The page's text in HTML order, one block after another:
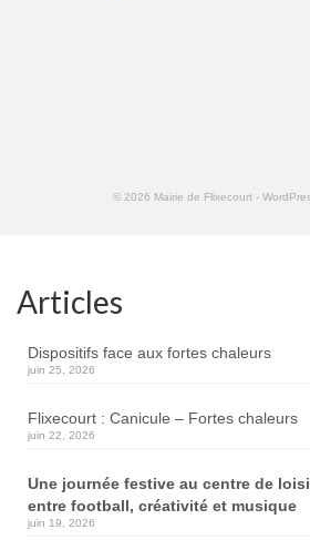
© 2026 Mairie de Flixecourt -
Articles
Dispositifs face aux fortes chaleurs
juin 25, 2026
Flixecourt : Canicule – Fortes chaleurs
juin 22, 2026
Une journée festive au centre de
entre football, créativité et musique
juin 19, 2026